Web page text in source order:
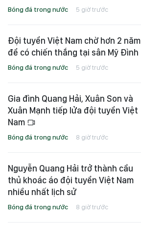
Bóng đá trong nước 5 giờ trước
Đội tuyển Việt Nam chờ hơn 2 năm
để có chiến thắng tại sân Mỹ Đình
Bóng đá trong nước 5 giờ trước
Gia đình Quang Hải, Xuân Son và
Xuân Mạnh tiếp lửa đội tuyển Việt
Nam
Bóng đá trong nước 8 giờ trước
Nguyễn Quang Hải trở thành cầu
thủ khoác áo đội tuyển Việt Nam
nhiều nhất lịch sử
Bóng đá trong nước 8 giờ trước